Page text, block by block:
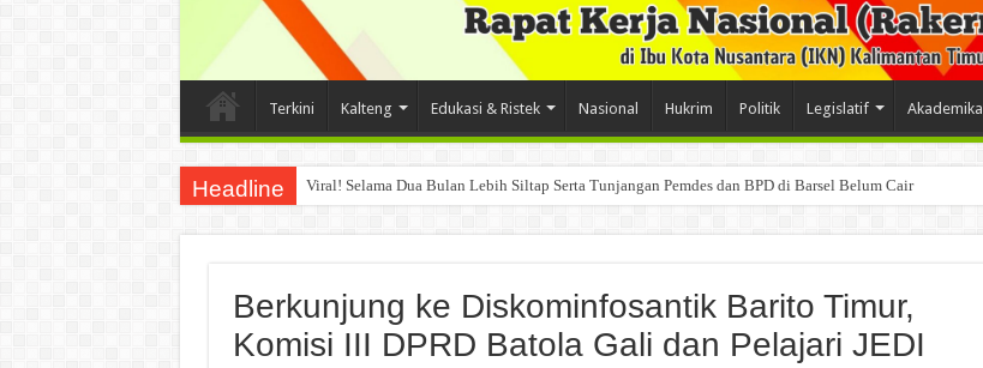
Terkini Kalteng Edukasi & Ristek Nasional Hukrim Politik Legislatif Akademika
Headline Viral! Selama Dua Bulan Lebih Siltap Serta Tunjangan Pemdes dan BPD di Barsel Belum Cair
Berkunjung ke Diskominfosantik Barito Timur,
Komisi III DPRD Batola Gali dan Pelajari JEDI